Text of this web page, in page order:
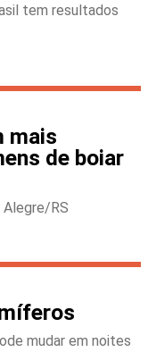
tem resultados
mais
de boiar
RS
mudar em noites